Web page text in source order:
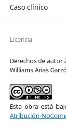
Caso clínico
Licencia
Derechos de autor
Williams Arias
Esta obra está
Atribución-